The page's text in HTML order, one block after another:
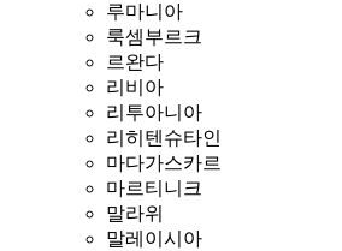
루마니아
룩셈부르크
르완다
리비아
리투아니아
리히텐슈타인
마다가스카르
마르티니크
말라위
말레이시아